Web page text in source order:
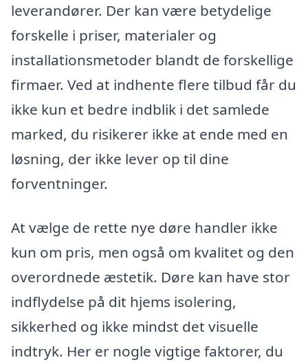
leverandører. Der kan være betydelige
forskelle i priser, materialer og
installationsmetoder blandt de forskellige
firmaer. Ved at indhente flere tilbud får du
ikke kun et bedre indblik i det samlede
marked, du risikerer ikke at ende med en
løsning, der ikke lever op til dine
forventninger.
At vælge de rette nye døre handler ikke
kun om pris, men også om kvalitet og den
overordnede æstetik. Døre kan have stor
indflydelse på dit hjems isolering,
sikkerhed og ikke mindst det visuelle
indtryk. Her er nogle vigtige faktorer, du